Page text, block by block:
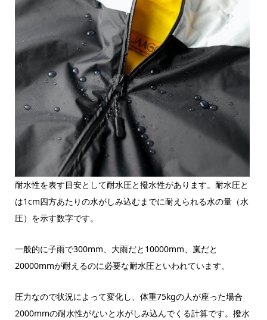
耐水性を表す目安として耐水圧と撥水性があります。耐水圧と
は1cm四方あたりの水がしみ込むまでに耐えられる水の量（水
圧）を示す数字です。
一般的に子雨で300mm、大雨だと10000mm、嵐だと
20000mmが耐えるのに必要な耐水圧といわれています。
圧力なので状況によって変化し、体重75kgの人が座った場合
2000mmの耐水性がないと水がしみ込んでくる計算です。撥水